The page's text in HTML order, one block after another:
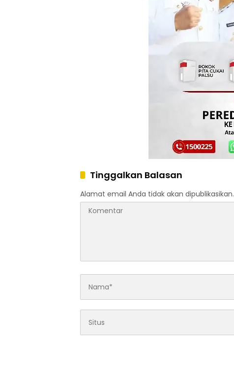
Tinggalkan Balasan
Alamat email Anda tidak akan dipublikasikan.